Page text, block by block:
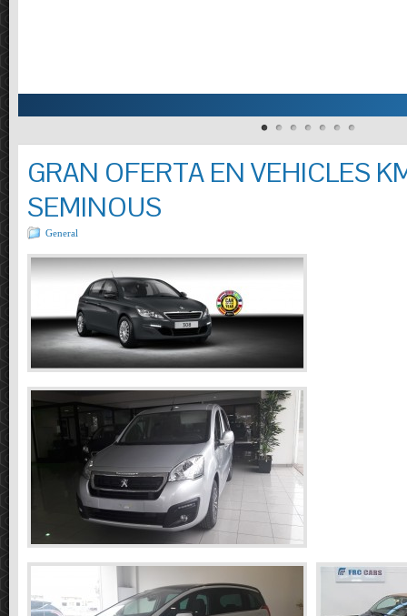
GRAN OFERTA EN VEHICLES
SEMINOUS
General